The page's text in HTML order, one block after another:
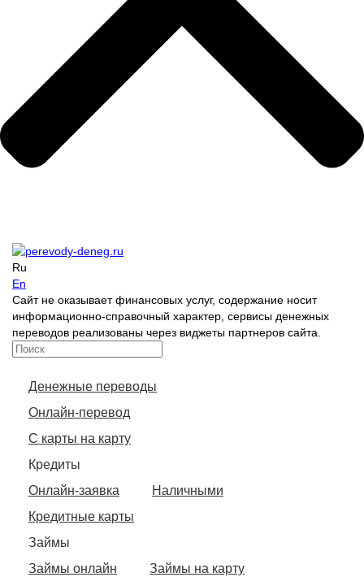
Ru
En
Сайт не оказывает финансовых услуг, содержание носит
информационно-справочный характер, сервисы денежных
переводов реализованы через виджеты партнеров сайта.
Денежные переводы
Онлайн-перевод
С карты на карту
Кредиты
Онлайн-заявка
Наличными
Кредитные карты
Займы
Займы онлайн
Займы на карту